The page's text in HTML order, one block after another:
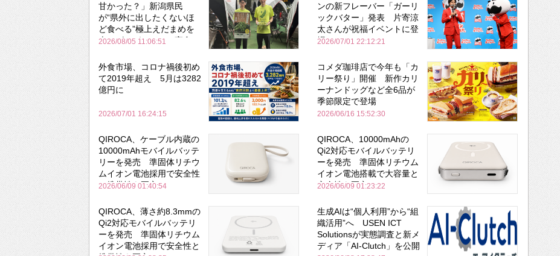
甘かった？」新潟県民
が“県外に出したくないほ
ど食べる”極上えだまめを
森のビアガーデンで実食
2026/08/05 11:06:51
ンの新フレーバー「ガーリ
ックバター」発表 片寄涼
太さんが祝福イベントに登
場
2026/07/01 22:12:21
外食市場、コロナ禍後初め
て2019年超え 5月は3282
億円に
2026/07/01 16:24:15
コメダ珈琲店で今年も「カ
リー祭り」開催 新作カリ
ーナンドッグなど全6品が
季節限定で登場
2026/06/16 15:52:30
QIROCA、ケーブル内蔵の
10000mAhモバイルバッテ
リーを発売 準固体リチウ
ムイオン電池採用で安全性
と携帯性を両立
2026/06/09 01:40:54
QIROCA、10000mAhの
Qi2対応モバイルバッテリ
ーを発売 準固体リチウム
イオン電池搭載で大容量と
安全性を両立
2026/06/09 01:23:22
QIROCA、薄さ約8.3mmの
Qi2対応モバイルバッテリ
ーを発売 準固体リチウム
イオン電池採用で安全性と
生成AIは“個人利用”から“組
織活用”へ USEN ICT
Solutionsが実態調査と新メ
ディア「AI-Clutch」を公開